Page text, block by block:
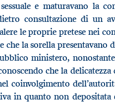
e maturavano la
consultazione di un
le proprie pretese nei
che la sorella presentavano
ministero,
che la
coinvolgimento
in quanto non